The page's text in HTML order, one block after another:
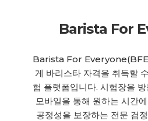
Barista For
Barista For
게 바리스타 자격을 취득할
험 플랫폼입니다. 시험장을
모바일을 통해 원하는 시간
공정성을 보장하는 전문 검